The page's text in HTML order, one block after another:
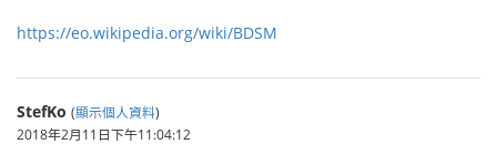
https://eo.wikipedia.org/wiki/BDSM
StefKo (顯示個人資料)
2018年2月11日下午11:04:12